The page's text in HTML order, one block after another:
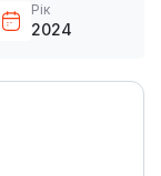
Рік
2024